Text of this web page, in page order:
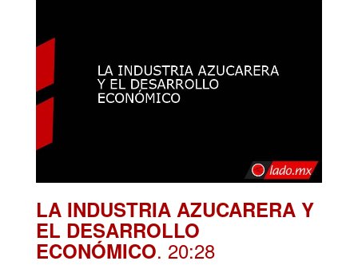
LA INDUSTRIA AZUCARERA Y
EL DESARROLLO
ECONÓMICO. 20:28